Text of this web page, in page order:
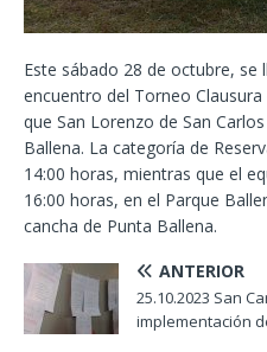
Este sábado 28 de octubre, se
encuentro del Torneo
que San Lorenzo de San
Ballena. La categoría de
14:00 horas, mientras que el
16:00 horas, en el Parque
cancha de Punta Ballena.
ANTERIOR
25.10.2023 San
implementación